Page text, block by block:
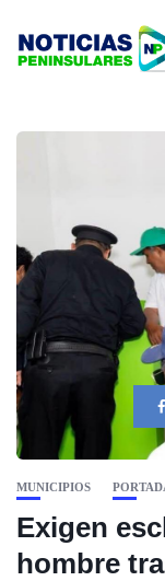
MUNICIPIOS
Exigen
hombre